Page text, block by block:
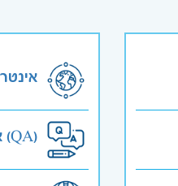
אבטחת איכות (QA)